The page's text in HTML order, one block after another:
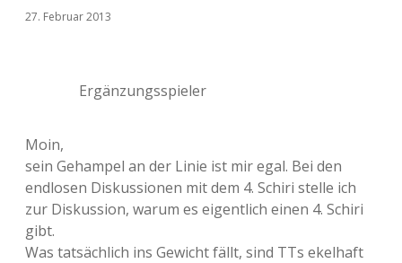
27. Februar 2013
Ergänzungsspieler
Moin,
sein Gehampel an der Linie ist mir egal. Bei den
endlosen Diskussionen mit dem 4. Schiri stelle ich
zur Diskussion, warum es eigentlich einen 4. Schiri
gibt.
Was tatsächlich ins Gewicht fällt, sind TTs ekelhaft